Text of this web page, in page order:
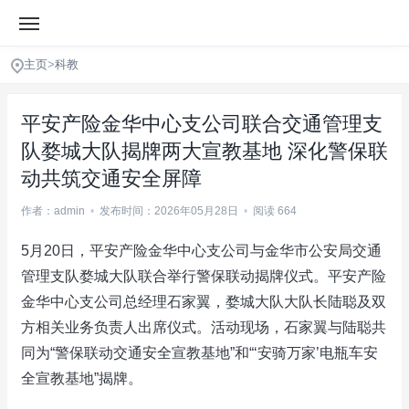
主页>科教
平安产险金华中心支公司联合交通管理支
队婺城大队揭牌两大宣教基地 深化警保联
动共筑交通安全屏障
作者：admin • 发布时间：2026年05月28日 • 阅读 664
5月20日，平安产险金华中心支公司与金华市公安局交通
管理支队婺城大队联合举行警保联动揭牌仪式。平安产险
金华中心支公司总经理石家翼，婺城大队大队长陆聪及双
方相关业务负责人出席仪式。活动现场，石家翼与陆聪共
同为“警保联动交通安全宣教基地”和“‘安骑万家’电瓶车安
全宣教基地”揭牌。